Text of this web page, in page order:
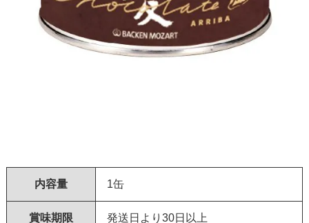
内容量 1缶
賞味期限 発送日より30日以上